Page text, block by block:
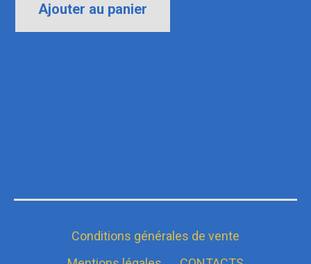
Ajouter au panier
Conditions générales de vente